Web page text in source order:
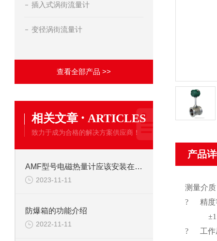
插入式涡街流量计
变径涡街流量计
查看全部产品 >>
相关文章 · ARTICLES
致力于成为合格的解决方案供应商！
AMF型号电磁热量计应该安装在供水还是回水管道
2023-11-11
防爆箱的功能介绍
2022-11-11
产品
测量介
? 精度
±1.5%
? 工作